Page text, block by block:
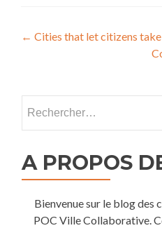
Navigation
l’article
← Cities that let citizens
A PROPOS
Bienvenue sur le blog des
POC Ville Collaborative.